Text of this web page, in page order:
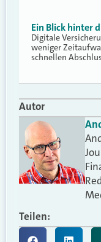
Ein Blick hinter
Digitale
weniger
schnellen
Autor
Teilen: